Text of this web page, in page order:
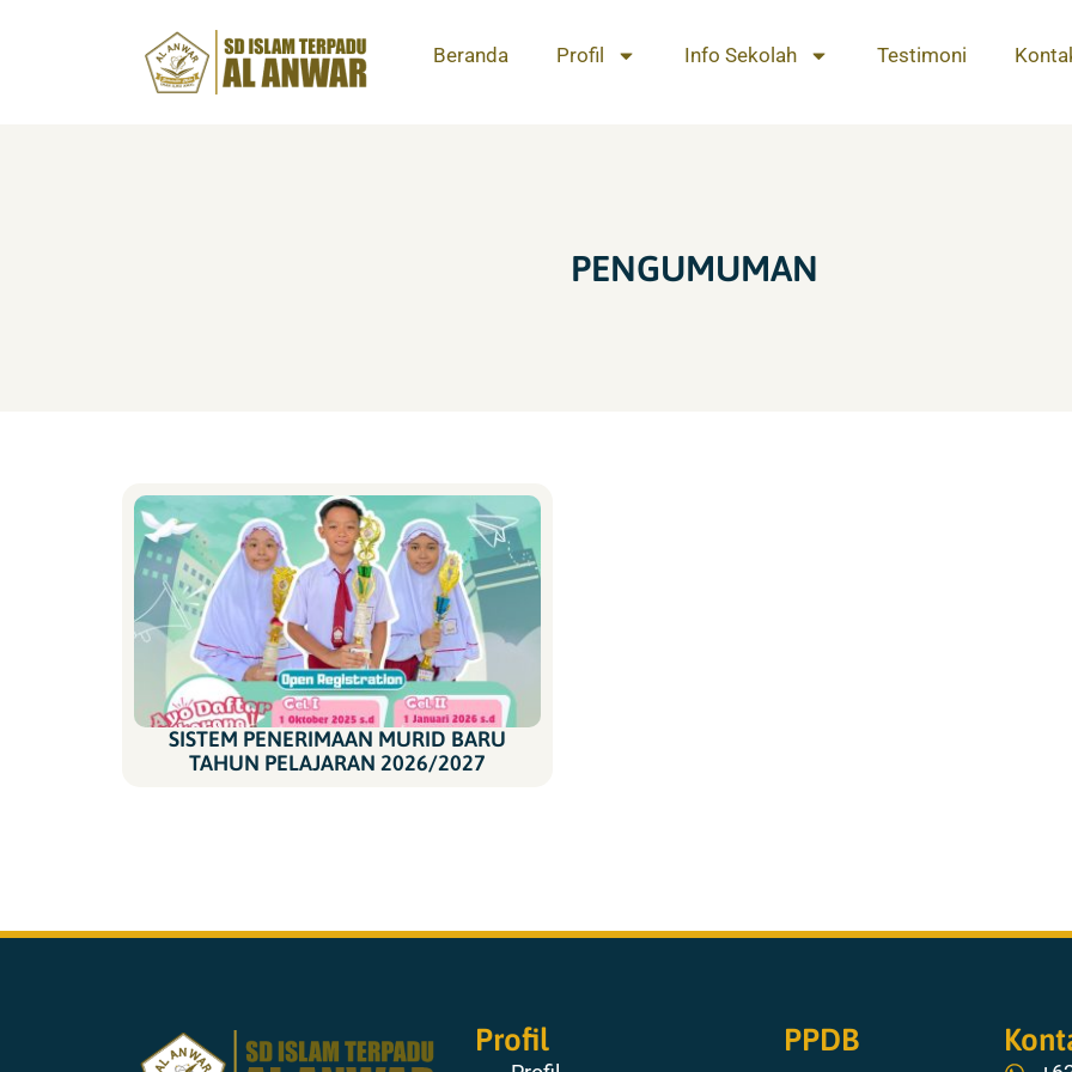
Beranda Profil Info Sekolah Testimoni
PENGUMUMAN
SISTEM PENERIMAAN MURID BARU
TAHUN PELAJARAN 2026/2027
Profil PPDB